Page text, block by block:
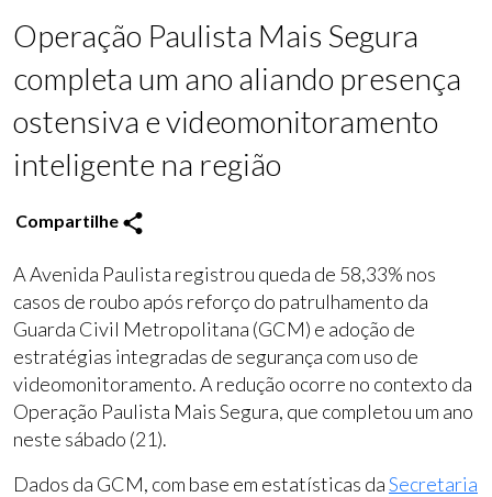
Operação Paulista Mais Segura
completa um ano aliando presença
ostensiva e videomonitoramento
inteligente na região
Compartilhe
A Avenida Paulista registrou queda de 58,33% nos
casos de roubo após reforço do patrulhamento da
Guarda Civil Metropolitana (GCM) e adoção de
estratégias integradas de segurança com uso de
videomonitoramento. A redução ocorre no contexto da
Operação Paulista Mais Segura, que completou um ano
neste sábado (21).
Dados da GCM, com base em estatísticas daSecretaria